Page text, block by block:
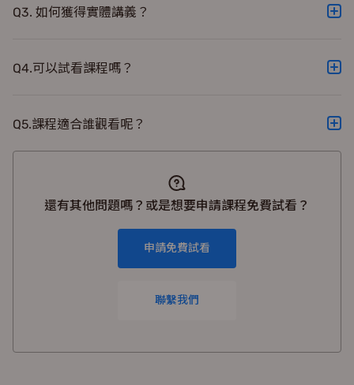
Q3. 如何獲得實體講義？
Q4.可以試看課程嗎？
Q5.課程適合誰觀看呢？
還有其他問題嗎？或是想要申請課程免費試看？
申請免費試看
聯繫我們